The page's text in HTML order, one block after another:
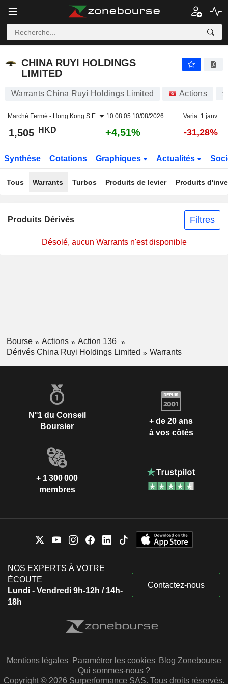
CHINA RUYI HOLDINGS
LIMITED
Warrants China Ruyi Holdings Limited Actions
Marché Fermé - Hong Kong S.E. 10:08:05 10/08/2026 Varia. 1 janv.
1,505 HKD +4,51% -31,28%
Synthèse Cotations Graphiques Actualités
Tous Warrants Turbos Produits de levier Produits
Produits Dérivés Filtres
Désolé, aucun Warrants n'est disponible
Bourse Actions
Action 136
Dérivés China Ruyi Holdings Limited
Warrants
N°1 du Conseil
Boursier
+ de 20 ans
à vos côtés
+ 1 300 000
membres
NOS EXPERTS À VOTRE
ÉCOUTE
Lundi - Vendredi 9h-12h / 14h-
18h
Contactez-nous
Mentions légales Paramétrer les cookies Blog Zonebourse
Qui sommes-nous ?
Copyright © 2026 Surperformance SAS. Tous droits réservés.